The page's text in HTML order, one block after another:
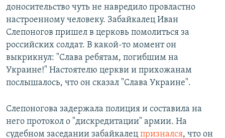
доносительство чуть не навредило провластно
настроенному человеку. Забайкалец Иван
Слепоногов пришел в церковь помолиться за
российских солдат. В какой-то момент он
выкрикнул: "Слава ребятам, погибшим на
Украине!" Настоятелю церкви и прихожанам
послышалось, что он сказал "Слава Украине".
Слепоногова задержала полиция и составила на
него протокол о "дискредитации" армии. На
судебном заседании забайкалец признался, что он